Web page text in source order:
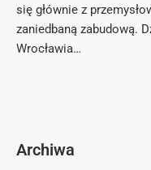
się głównie z
zaniedbaną zabudową.
Wrocławia…
Archiwa